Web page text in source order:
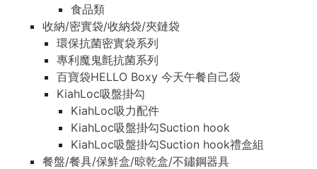
食品類
收納/密實袋/收納袋/夾鏈袋
環保抗菌密實袋系列
專利魔鬼氈抗菌系列
百寶袋HELLO Boxy 今天午餐自己袋
KiahLoc吸盤掛勾
KiahLoc吸力配件
KiahLoc吸盤掛勾Suction hook
KiahLoc吸盤掛勾Suction hook禮盒組
餐盤/餐具/保鮮盒/晾乾盒/不鏽鋼器具